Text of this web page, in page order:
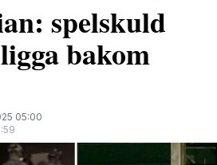
spelskuld
bakom
05:00